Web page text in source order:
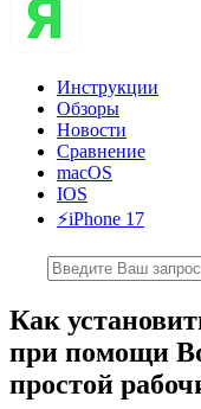
Инструкции
Обзоры
Новости
Сравнение
macOS
IOS
⚡️iPhone 17
Как
при помощи
простой